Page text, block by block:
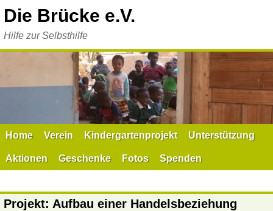
Inhalt
Die Brücke e.V.
Hilfe zur Selbsthilfe
Home Verein Kindergartenprojekt Unterstützung
Aktionen Geschenke Fotos Spenden
Projekt: Aufbau einer Handelsbeziehung